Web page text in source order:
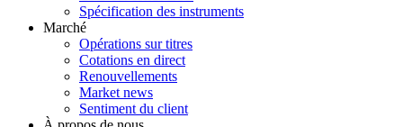
Spécification des instruments
Marché
Opérations sur titres
Cotations en direct
Renouvellements
Market news
Sentiment du client